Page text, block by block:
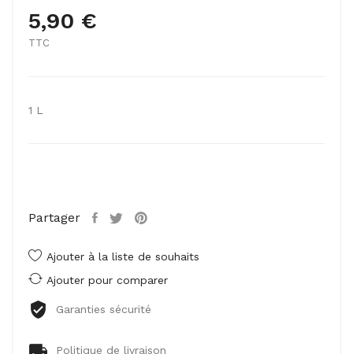
5,90 €
TTC
1 L
Partager
Ajouter à la liste de souhaits
Ajouter pour comparer
Garanties sécurité
Politique de livraison